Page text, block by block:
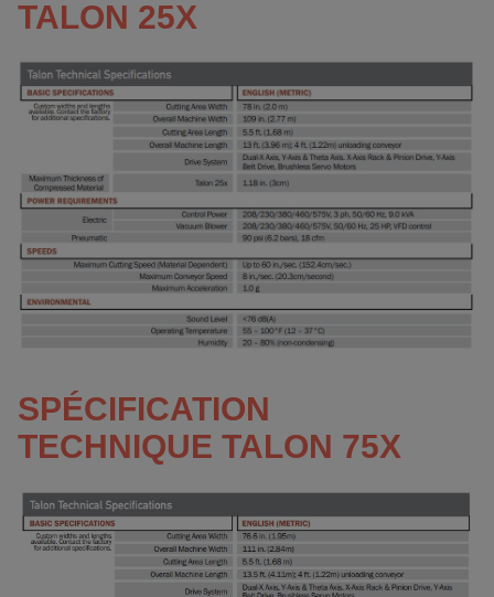
TALON 25X
SPÉCIFICATION
TECHNIQUE TALON 75X